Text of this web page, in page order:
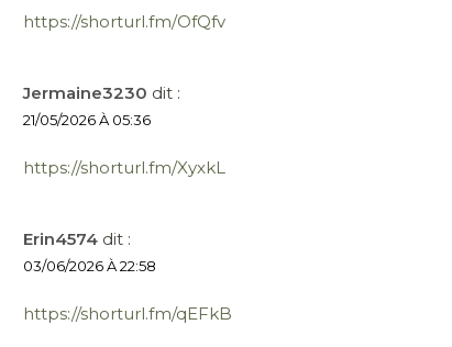
https://shorturl.fm/OfQfv
Jermaine3230 dit :
21/05/2026 À 05:36
https://shorturl.fm/XyxkL
Erin4574 dit :
03/06/2026 À 22:58
https://shorturl.fm/qEFkB